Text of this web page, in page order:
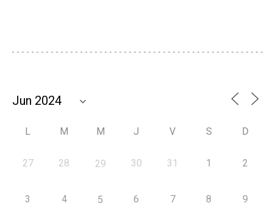
L M M J V S D
27 28 29 30 31 1 2
3 4 5 6 7 8 9